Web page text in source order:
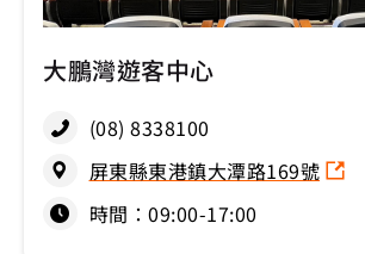
大鵬灣遊客中心
(08) 8338100
屏東縣東港鎮大潭路169號
時間：09:00-17:00